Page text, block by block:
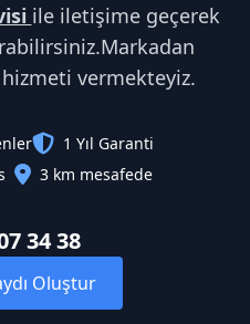
ile iletişime geçerek
hizmeti vermekteyiz.
1 Yıl Garanti
3 km mesafede
34 38
Oluştur